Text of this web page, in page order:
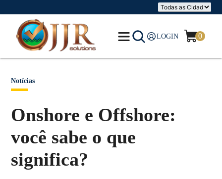
LOGIN 0
Notícias
Onshore e Offshore:
você sabe o que
significa?